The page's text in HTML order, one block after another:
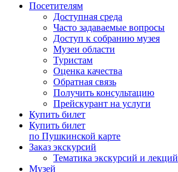
Посетителям
Доступная среда
Часто задаваемые вопросы
Доступ к собранию музея
Музеи области
Туристам
Оценка качества
Обратная связь
Получить консультацию
Прейскурант на услуги
Купить билет
Купить билет
по Пушкинской карте
Заказ экскурсий
Тематика экскурсий и лекций
Музей